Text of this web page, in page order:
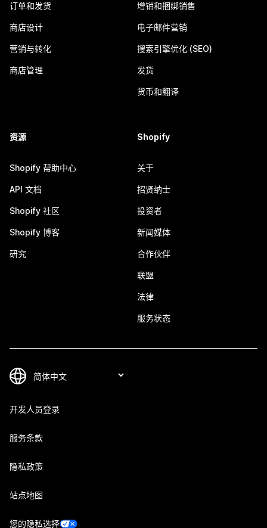
订单和发货
商店设计
营销与转化
商店管理
增销和捆绑销售
电子邮件营销
搜索引擎优化 (SEO)
发货
货币和翻译
资源
Shopify 帮助中心
API 文档
Shopify 社区
Shopify 博客
研究
Shopify
关于
招贤纳士
投资者
新闻媒体
合作伙伴
联盟
法律
服务状态
开发人员登录
服务条款
隐私政策
站点地图
您的隐私选择